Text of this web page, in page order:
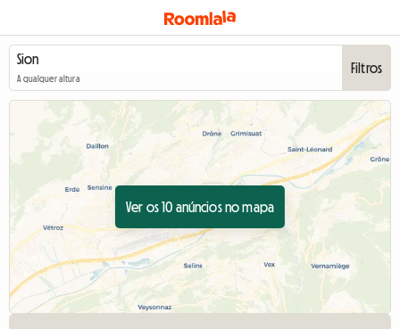
A qualquer altura
Filtros
Ver os 10 anúncios no mapa